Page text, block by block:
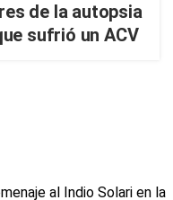
de la autopsia
sufrió un ACV